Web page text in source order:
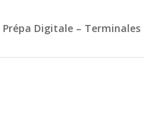
Prépa Digitale – Terminales